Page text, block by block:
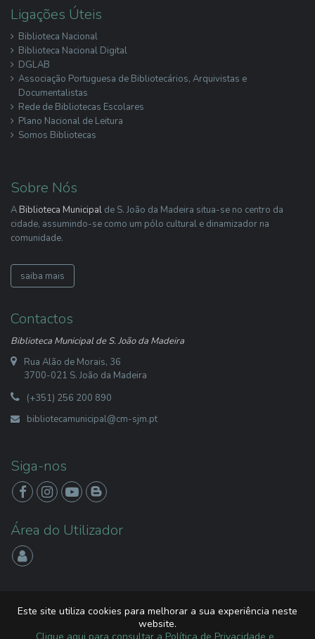
Ligações Úteis
Biblioteca Nacional
Biblioteca Nacional Digital
DGLAB
Associação Portuguesa de Bibliotecários, Arquivistas e
Documentalistas
Rede de Bibliotecas Escolares
Plano Nacional de Leitura
Somos Bibliotecas
Sobre Nós
A Biblioteca Municipal de S. João da Madeira situa-se no centro da
cidade, assumindo-se como um pólo cultural e dinamizador na
comunidade.
saiba mais
Contactos
Biblioteca Municipal de S. João da Madeira
Rua Alão de Morais, 36
3700-021 S. João da Madeira
(+351) 256 200 890
bibliotecamunicipal@cm-sjm.pt
Siga-nos
Área do Utilizador
App 'A Minha Biblioteca'
Este site utiliza cookies para melhorar a sua experiência neste
website.